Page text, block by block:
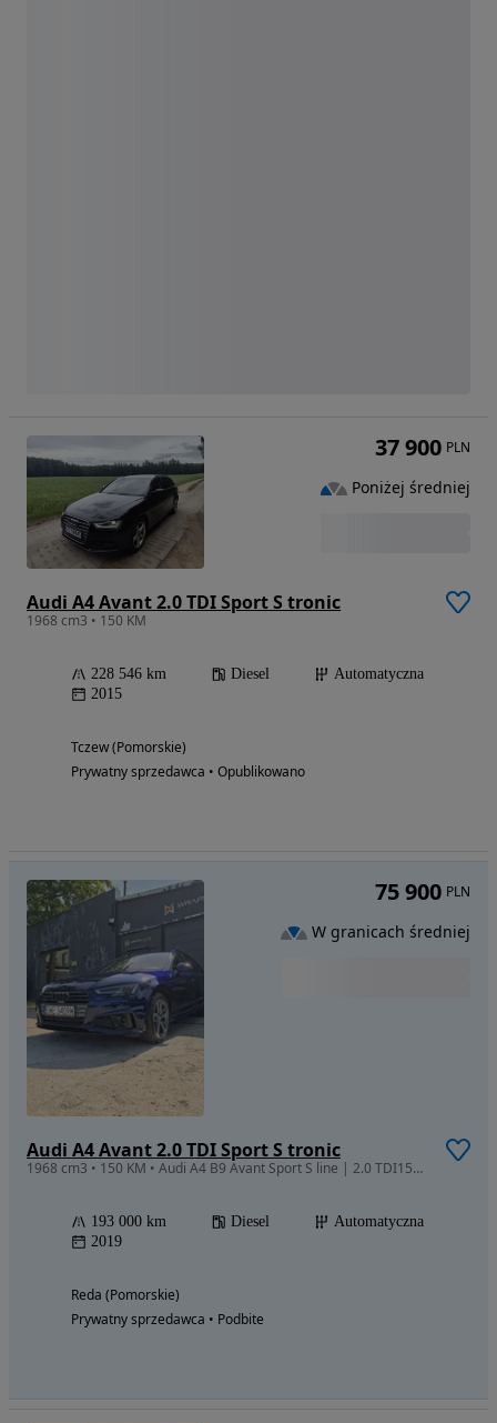
Audi A4 Avant 2.0 TDI Sport S tronic
1968 cm3 • 150 KM
228 546 km Diesel
Automatyczna
2015
Tczew (Pomorskie)
Prywatny sprzedawca • Opublikowano
37 900 PLN
Poniżej średniej
Audi A4 Avant 2.0 TDI Sport S tronic
1968 cm3 • 150 KM • Audi A4 B9 Avant Sport S line | 2.0 TDI150 KM|S tronic | Virtual|Bang
193 000 km Diesel
Automatyczna
2019
Reda (Pomorskie)
Prywatny sprzedawca • Podbite
75 900 PLN
W granicach średniej